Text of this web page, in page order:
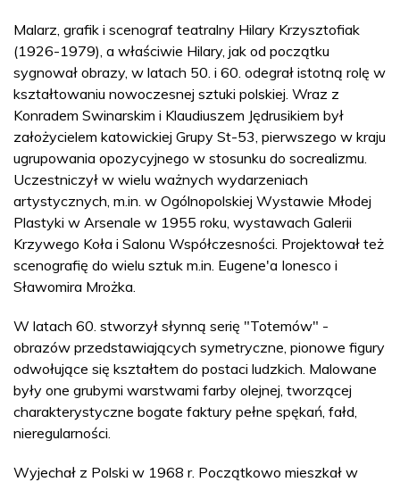
Malarz, grafik i scenograf teatralny Hilary Krzysztofiak
(1926-1979), a właściwie Hilary, jak od początku
sygnował obrazy, w latach 50. i 60. odegrał istotną rolę w
kształtowaniu nowoczesnej sztuki polskiej. Wraz z
Konradem Swinarskim i Klaudiuszem Jędrusikiem był
założycielem katowickiej Grupy St-53, pierwszego w kraju
ugrupowania opozycyjnego w stosunku do socrealizmu.
Uczestniczył w wielu ważnych wydarzeniach
artystycznych, m.in. w Ogólnopolskiej Wystawie Młodej
Plastyki w Arsenale w 1955 roku, wystawach Galerii
Krzywego Koła i Salonu Współczesności. Projektował też
scenografię do wielu sztuk m.in. Eugene'a Ionesco i
Sławomira Mrożka.
W latach 60. stworzył słynną serię "Totemów" -
obrazów przedstawiających symetryczne, pionowe figury
odwołujące się kształtem do postaci ludzkich. Malowane
były one grubymi warstwami farby olejnej, tworzącej
charakterystyczne bogate faktury pełne spękań, fałd,
nieregularności.
Wyjechał z Polski w 1968 r. Początkowo mieszkał w